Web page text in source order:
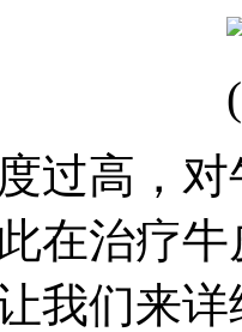
过高，
在治疗
我们来